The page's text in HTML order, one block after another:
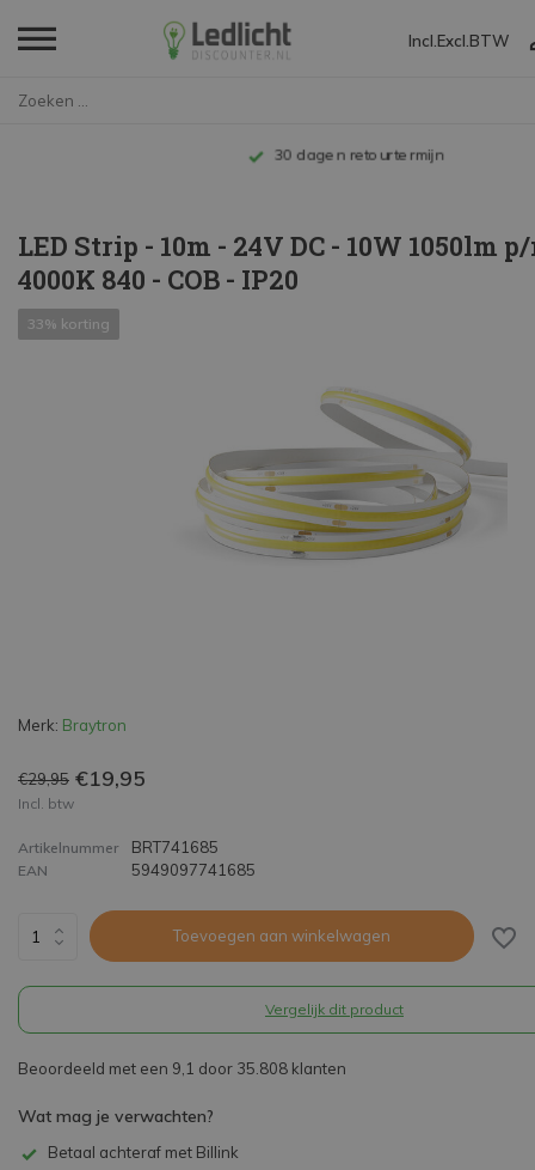
Incl. Excl. BTW
Tot 10 jaar garantie
LED Strip - 10m - 24V DC - 10W 1050lm
4000K 840 - COB - IP20
33% korting
Merk: Braytron
€29,95 €19,95
Incl. btw
Artikelnummer BRT741685
EAN 5949097741685
Toevoegen aan winkelwagen
Vergelijk dit product
Beoordeeld met een 9,1 door 35.808 klanten
Wat mag je verwachten?
Betaal achteraf met Billink